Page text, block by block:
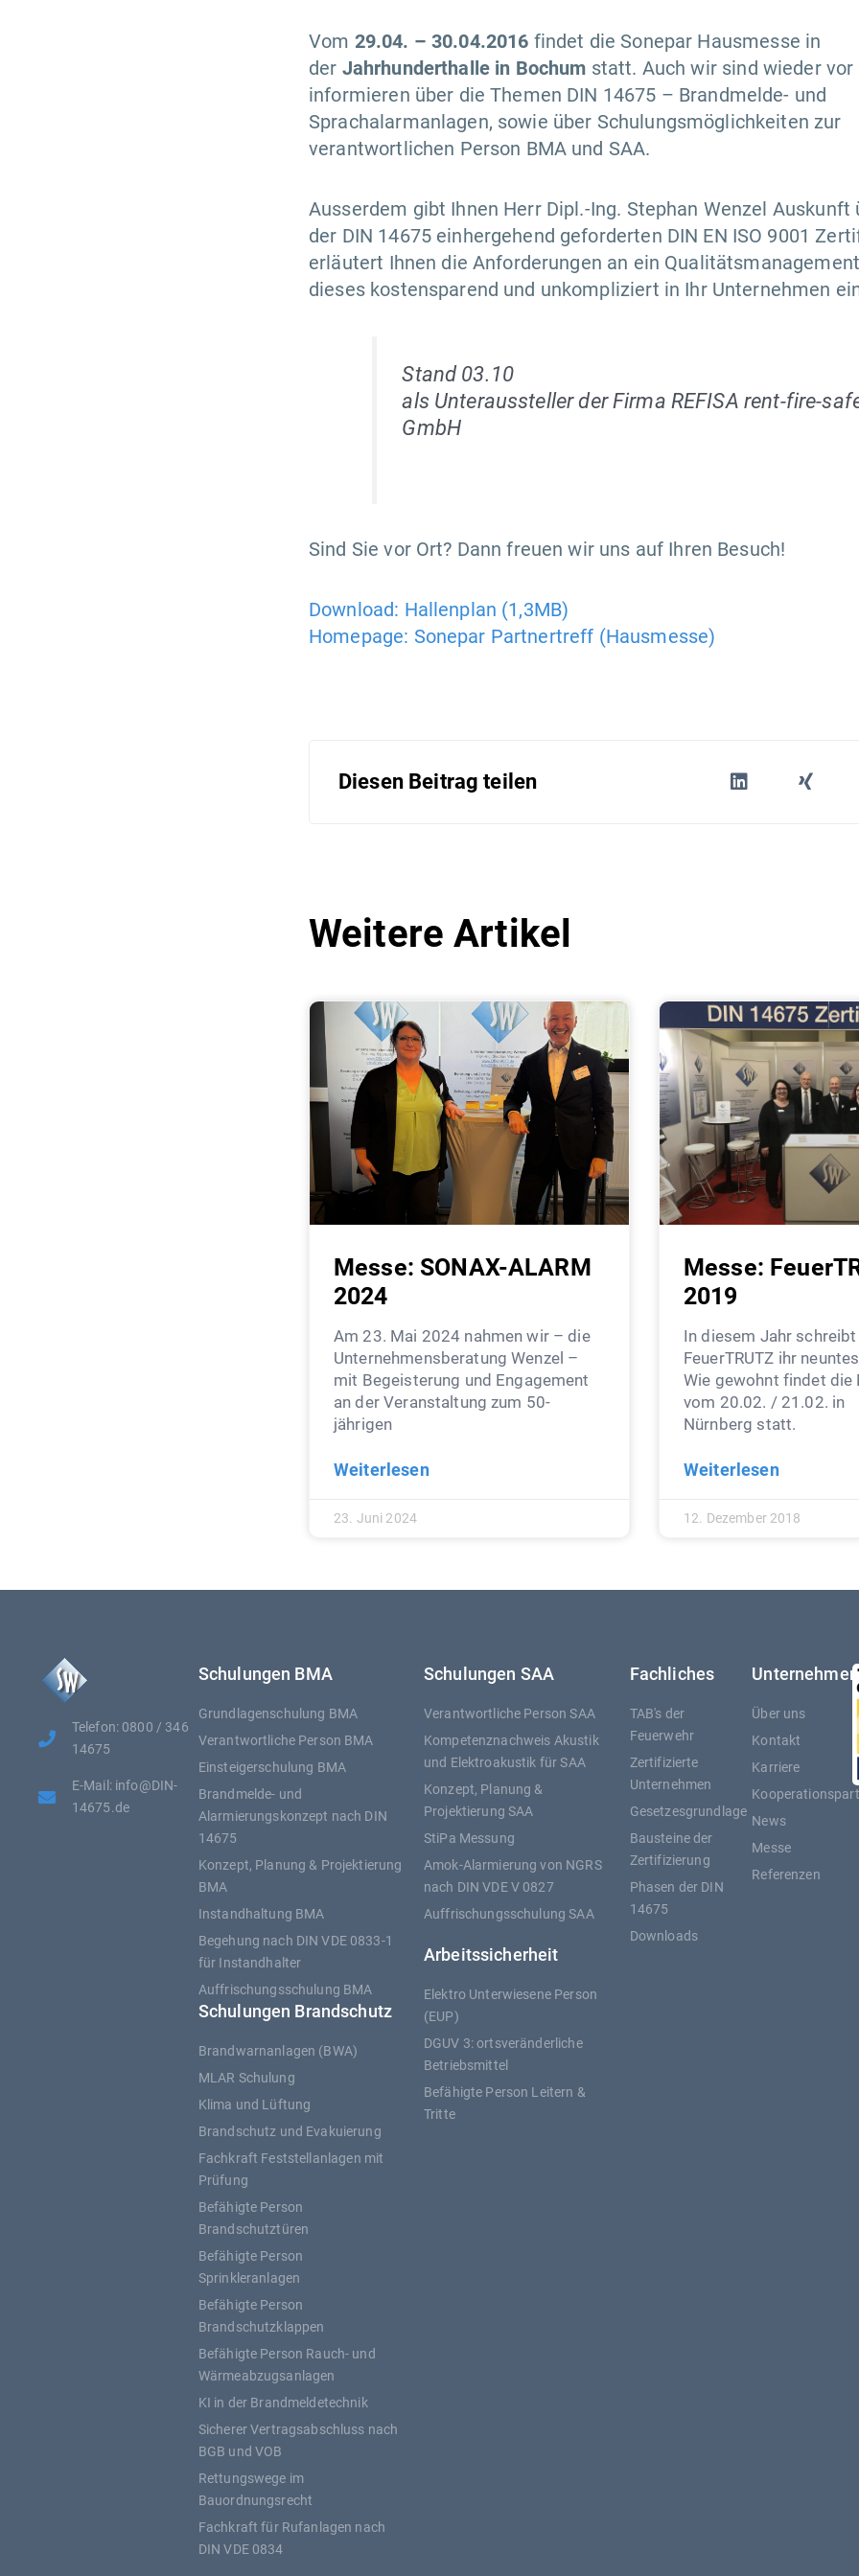
Vom 29.04. – 30.04.2016 findet die Sonepar Hausmesse in
der Jahrhunderthalle in Bochum statt. Auch wir sind wieder vor
informieren über die Themen DIN 14675 – Brandmelde- und
Sprachalarmanlagen, sowie über Schulungsmöglichkeiten zur
verantwortlichen Person BMA und SAA.
Ausserdem gibt Ihnen Herr Dipl.-Ing. Stephan Wenzel
der DIN 14675 einhergehend geforderten DIN EN ISO 9001
erläutert Ihnen die Anforderungen an ein
dieses kostensparend und unkompliziert in Ihr Unternehmen
Stand 03.10
als Unteraussteller der Firma REFISA rent-fire-
GmbH
Sind Sie vor Ort? Dann freuen wir uns auf Ihren Besuch!
Download: Hallenplan (1,3MB)
Homepage: Sonepar Partnertreff (Hausmesse)
Diesen Beitrag teilen
Weitere Artikel
Messe: SONAX-ALARM
2024
Am 23. Mai 2024 nahmen wir – die
Unternehmensberatung Wenzel –
mit Begeisterung und Engagement
an der Veranstaltung zum 50-
jährigen
Weiterlesen
23. Juni 2024
Messe:
2019
In diesem Jahr
FeuerTRUTZ ihr
Wie gewohnt findet die
vom 20.02. / 21.02. in
Nürnberg statt.
Weiterlesen
12. Dezember 2018
Telefon: 0800 / 346
14675
E-Mail: info@DIN-
14675.de
Schulungen BMA
Grundlagenschulung BMA
Verantwortliche Person BMA
Einsteigerschulung BMA
Brandmelde- und
Alarmierungskonzept nach DIN
14675
Konzept, Planung & Projektierung
BMA
Instandhaltung BMA
Begehung nach DIN VDE 0833-1
für Instandhalter
Auffrischungsschulung BMA
Schulungen Brandschutz
Brandwarnanlagen (BWA)
MLAR Schulung
Klima und Lüftung
Brandschutz und Evakuierung
Fachkraft Feststellanlagen mit
Prüfung
Befähigte Person
Brandschutztüren
Befähigte Person
Sprinkleranlagen
Befähigte Person
Brandschutzklappen
Befähigte Person Rauch- und
Wärmeabzugsanlagen
KI in der Brandmeldetechnik
Sicherer Vertragsabschluss nach
BGB und VOB
Rettungswege im
Bauordnungsrecht
Fachkraft für Rufanlagen nach
DIN VDE 0834
Schulungen SAA
Verantwortliche Person SAA
Kompetenznachweis Akustik
und Elektroakustik für SAA
Konzept, Planung &
Projektierung SAA
StiPa Messung
Amok-Alarmierung von NGRS
nach DIN VDE V 0827
Auffrischungsschulung SAA
Arbeitssicherheit
Elektro Unterwiesene Person
(EUP)
DGUV 3: ortsveränderliche
Betriebsmittel
Befähigte Person Leitern &
Tritte
Fachliches
TAB's der
Feuerwehr
Zertifizierte
Unternehmen
Gesetzesgrundlage
Bausteine der
Zertifizierung
Phasen der DIN
14675
Downloads
Unternehmen
Über uns
Kontakt
Karriere
News
Messe
Referenzen